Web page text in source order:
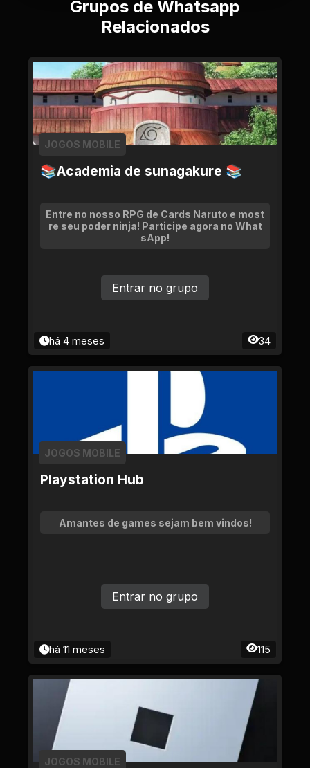
Grupos de Whatsapp
Relacionados
📚Academia de sunagakure 📚
JOGOS MOBILE
Entre no nosso RPG de Cards Naruto e most
re seu poder ninja! Participe agora no What
sApp!
há 4 meses 34
Entrar no grupo
Playstation Hub
JOGOS MOBILE
Amantes de games sejam bem vindos!
há 11 meses 115
Entrar no grupo
JOGOS MOBILE